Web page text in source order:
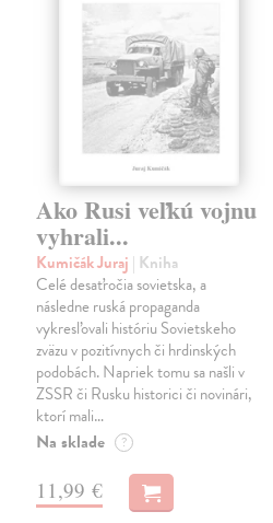
Ako Rusi veľkú vojnu
vyhrali...
Kumičák Juraj | Kniha
Celé desaťročia sovietska, a
následne ruská propaganda
vykresľovali históriu Sovietskeho
zväzu v pozitívnych či hrdinských
podobách. Napriek tomu sa našli v
ZSSR či Rusku historici či novinári,
ktorí mali…
Na sklade ?
11,99 €